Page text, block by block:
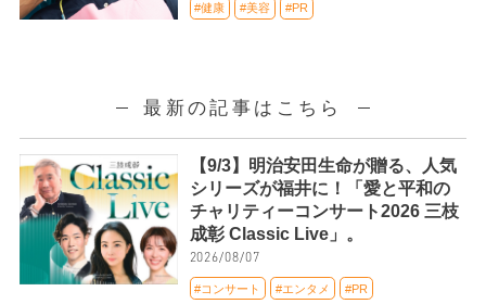
#健康 #美容 #PR
最新の記事はこちら
【9/3】明治安田生命が贈る、人気
シリーズが福井に！「愛と平和の
チャリティーコンサート2026 三枝
成彰 Classic Live」。
2026/08/07
#コンサート #エンタメ #PR